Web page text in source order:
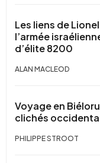
Les liens de
l’armée
d’élite 8200
ALAN MACLEOD
Voyage en
clichés
PHILIPPE STROOT